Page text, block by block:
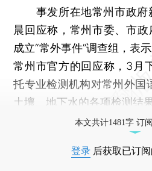
事发所在地常州市政府
晨回应称，常州市委、市
成立“常外事件”调查组，表
常州市官方的回应称，3月
托专业检测机构对常州外国
土壤、地下水的各项检测结
本文共计1481字 订
登录 后获取已订